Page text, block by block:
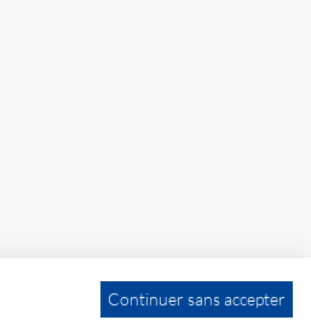
Continuer sans accepter